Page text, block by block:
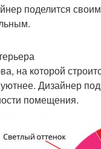
поделится
на которой
Дизайнер
помещения.